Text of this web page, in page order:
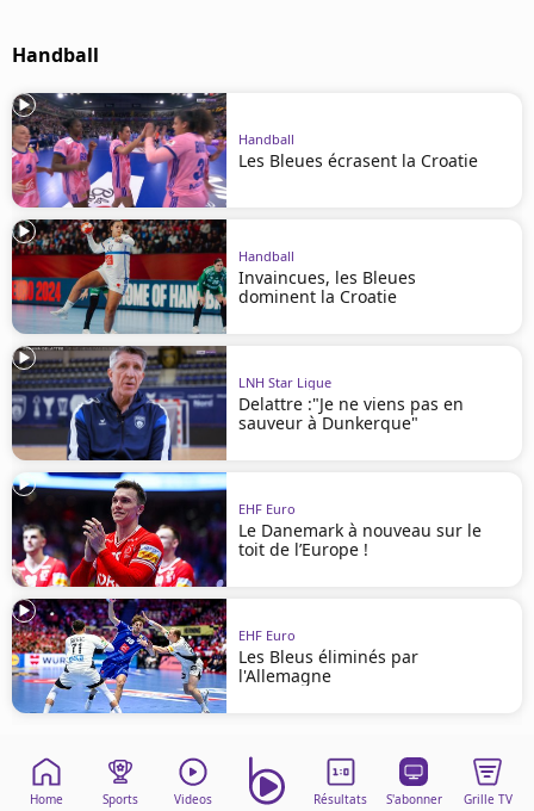
Handball
Handball
Les Bleues écrasent la Croatie
Handball
Invaincues, les Bleues
dominent la Croatie
LNH Star Ligue
Delattre :"Je ne viens pas en
sauveur à Dunkerque"
EHF Euro
Le Danemark à nouveau sur le
toit de l’Europe !
EHF Euro
Les Bleus éliminés par
l'Allemagne
Home Sports Videos Résultats S'abonner Grille TV